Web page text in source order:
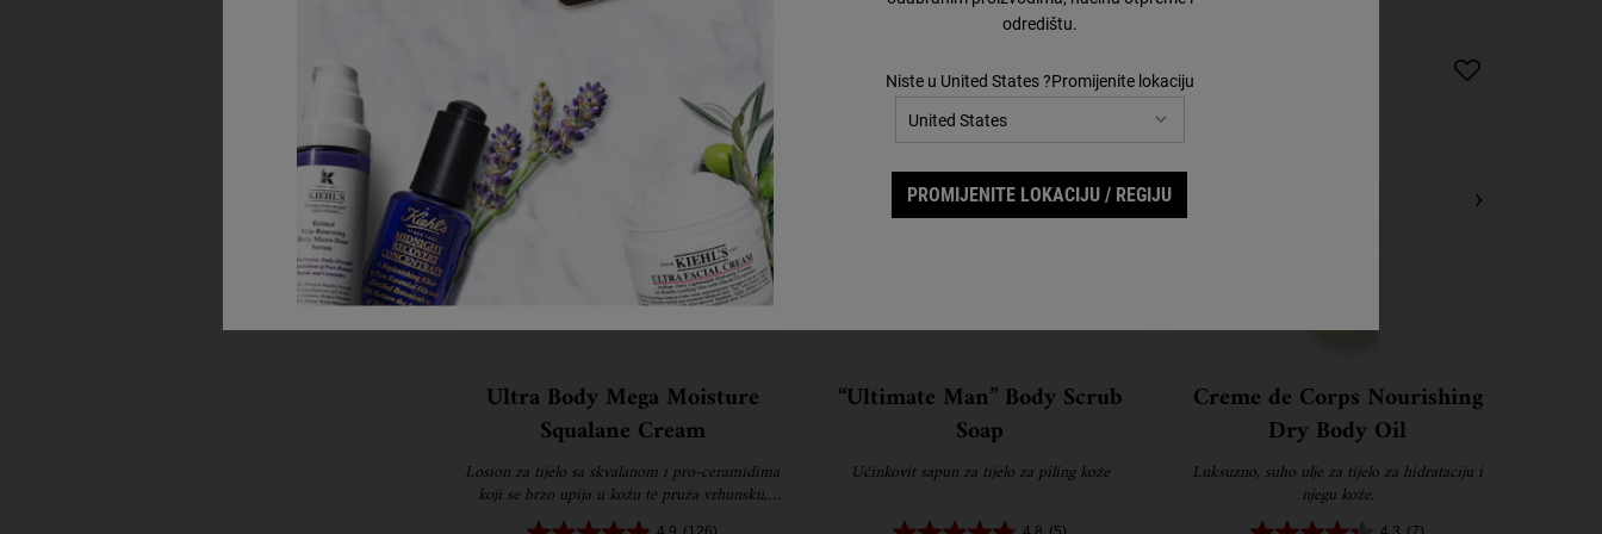
Ultra Body Mega Moisture
Squalane Cream
Losion za tijelo sa skvalanom i pro-ceramidima
koji se brzo upija u kožu te pruža vrhunsku,
dugotrajnu hidrataciju.
“Ultimate Man” Body Scrub
Soap
Učinkovit sapun za tijelo za piling kože
Creme de Corps Nourishing
Dry Body Oil
Luksuzno, suho ulje za tijelo za hidrataciju i
njegu kože.
odredištu.
Niste u United States ?Promijenite lokaciju
PROMIJENITE LOKACIJU / REGIJU